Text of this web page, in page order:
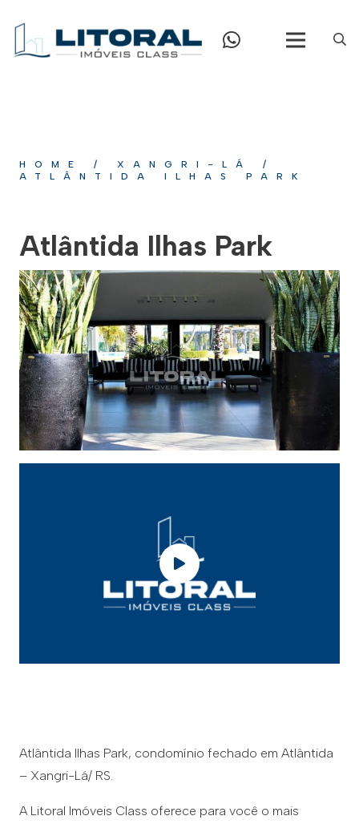
HOME / XANGRI-LÁ
/
ATLÂNTIDA ILHAS PARK
Atlântida Ilhas Park
Atlântida Ilhas Park, condomínio fechado em Atlântida
– Xangri-Lá/ RS.
A Litoral Imóveis Class oferece para você o mais